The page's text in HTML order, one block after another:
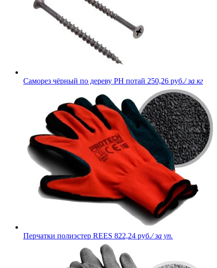
Саморез чёрный по дереву PH потай 250,26 руб./ за кг
Перчатки полиэстер REES 822,24 руб./ за уп.